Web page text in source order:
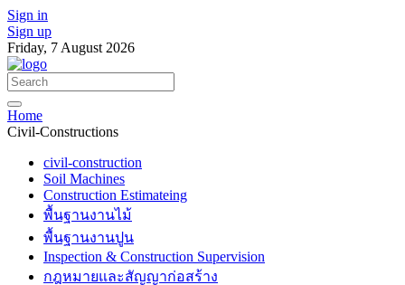
Sign in
Sign up
Friday, 7 August 2026
Home
Civil-Constructions
civil-construction
Soil Machines
Construction Estimateing
พื้นฐานงานไม้
พื้นฐานงานปูน
Inspection & Construction Supervision
กฎหมายและสัญญาก่อสร้าง